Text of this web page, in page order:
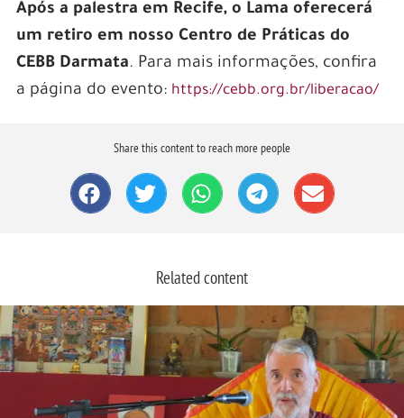
Após a palestra em Recife, o Lama oferecerá
um retiro em nosso Centro de Práticas do
CEBB Darmata. Para mais informações, confira
a página do evento: https://cebb.org.br/liberacao/
Share this content to reach more people
Related content